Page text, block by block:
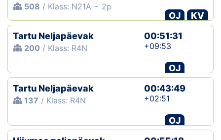
508 / Klass: N21A − 2p
OJ
KV
Tartu Neljapäevak
200 / Klass: R4N
00:51:31
+09:53
OJ
Tartu Neljapäevak
137 / Klass: R4N
00:43:49
+02:51
OJ